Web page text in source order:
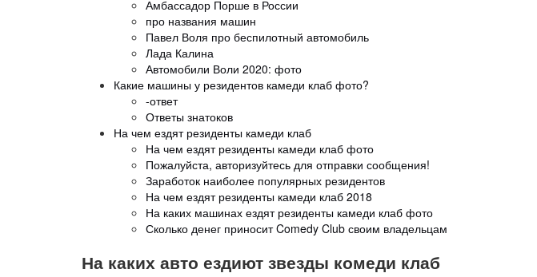
Амбассадор Порше в России
про названия машин
Павел Воля про беспилотный автомобиль
Лада Калина
Автомобили Воли 2020: фото
Какие машины у резидентов камеди клаб фото?
-ответ
Ответы знатоков
На чем ездят резиденты камеди клаб
На чем ездят резиденты камеди клаб фото
Пожалуйста, авторизуйтесь для отправки сообщения!
Заработок наиболее популярных резидентов
На чем ездят резиденты камеди клаб 2018
На каких машинах ездят резиденты камеди клаб фото
Сколько денег приносит Comedy Club своим владельцам
На каких авто ездиют звезды комеди клаб